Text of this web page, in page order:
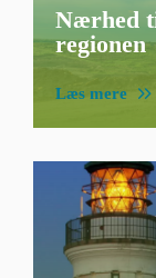
Nærhed
regionen
Læs mere